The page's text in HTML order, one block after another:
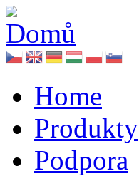
Home
Produkty
Podpora